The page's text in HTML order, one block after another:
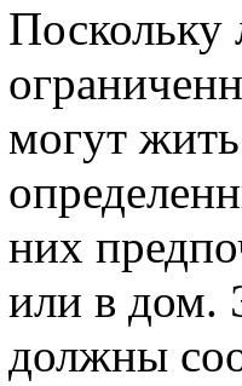
Поскольку
могут
них
или в дом.
должны